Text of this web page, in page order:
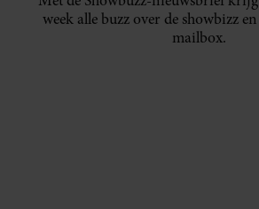
week alle buzz over de showbizz
mailbox.